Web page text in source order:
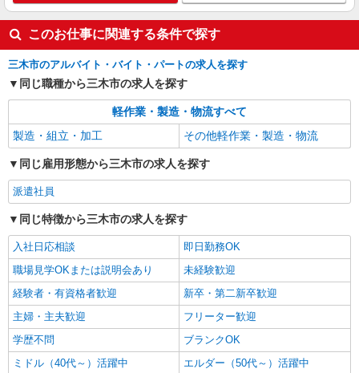
このお仕事に関連する条件で探す
三木市のアルバイト・バイト・パートの求人を探す
同じ職種から三木市の求人を探す
軽作業・製造・物流すべて
製造・組立・加工
その他軽作業・製造・物流
同じ雇用形態から三木市の求人を探す
派遣社員
同じ特徴から三木市の求人を探す
入社日応相談
即日勤務OK
職場見学OKまたは説明会あり
未経験歓迎
経験者・有資格者歓迎
新卒・第二新卒歓迎
主婦・主夫歓迎
フリーター歓迎
学歴不問
ブランクOK
ミドル（40代～）活躍中
エルダー（50代～）活躍中